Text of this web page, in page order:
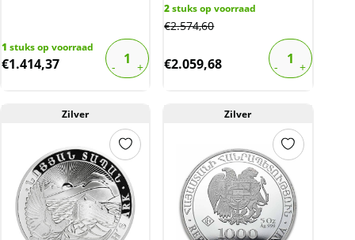
1 stuks op voorraad
€1.414,37
2stuks op voorraad
€2.574,60
€2.059,68
Zilver Zilver